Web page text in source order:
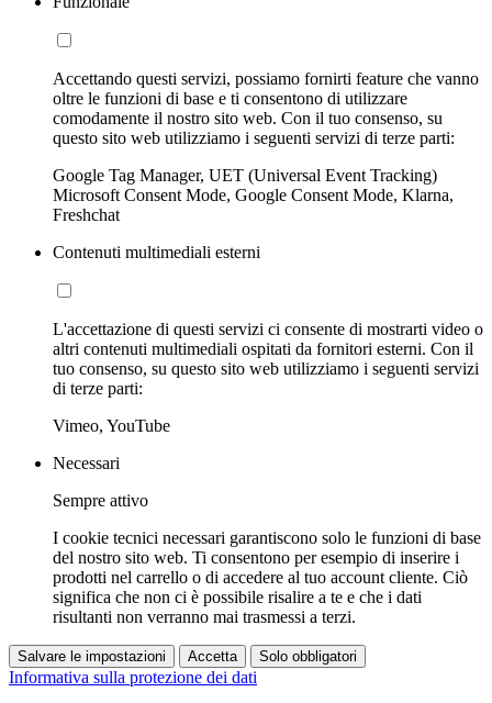
Accettando questi servizi, possiamo fornirti feature che vanno
oltre le funzioni di base e ti consentono di utilizzare
comodamente il nostro sito web. Con il tuo consenso, su
questo sito web utilizziamo i seguenti servizi di terze parti:
Google Tag Manager, UET (Universal Event Tracking)
Microsoft Consent Mode, Google Consent Mode, Klarna,
Freshchat
Contenuti multimediali esterni
L'accettazione di questi servizi ci consente di mostrarti video o
altri contenuti multimediali ospitati da fornitori esterni. Con il
tuo consenso, su questo sito web utilizziamo i seguenti servizi
di terze parti:
Vimeo, YouTube
Necessari
Sempre attivo
I cookie tecnici necessari garantiscono solo le funzioni di base
del nostro sito web. Ti consentono per esempio di inserire i
prodotti nel carrello o di accedere al tuo account cliente. Ciò
significa che non ci è possibile risalire a te e che i dati
risultanti non verranno mai trasmessi a terzi.
Salvare le impostazioni Accetta Solo obbligatori
Informativa sulla protezione dei dati